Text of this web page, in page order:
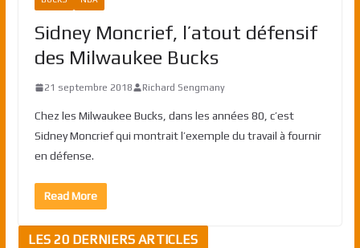
Sidney Moncrief, l’atout défensif
des Milwaukee Bucks
21 septembre 2018 Richard Sengmany
Chez les Milwaukee Bucks, dans les années 80, c’est
Sidney Moncrief qui montrait l’exemple du travail à fournir
en défense.
Read More
LES 20 DERNIERS ARTICLES